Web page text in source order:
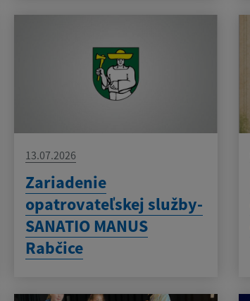
13.07.2026
Zariadenie
opatrovateľskej služby-
SANATIO MANUS
Rabčice